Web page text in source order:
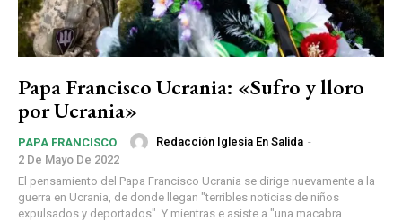
Papa Francisco Ucrania: «Sufro y lloro
por Ucrania»
PAPA FRANCISCO Redacción Iglesia En Salida -
2 De Mayo De 2022
El pensamiento del Papa Francisco Ucrania se dirige nuevamente a la
guerra en Ucrania, de donde llegan "terribles noticias de niños
expulsados y deportados". Y mientras e asiste a "una macabra